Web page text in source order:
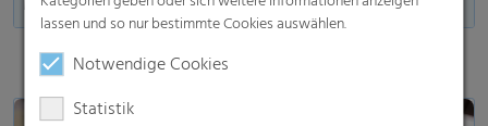
Made in Germany
lassen und so nur bestimmte Cookies auswählen.
Notwendige Cookies
Statistik